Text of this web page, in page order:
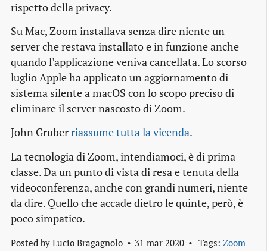
rispetto della privacy.
Su Mac, Zoom installava senza dire niente un
server che restava installato e in funzione anche
quando l’applicazione veniva cancellata. Lo scorso
luglio Apple ha applicato un aggiornamento di
sistema silente a macOS con lo scopo preciso di
eliminare il server nascosto di Zoom.
John Gruberriassume tutta la vicenda.
La tecnologia di Zoom, intendiamoci, è di prima
classe. Da un punto di vista di resa e tenuta della
videoconferenza, anche con grandi numeri, niente
da dire. Quello che accade dietro le quinte, però, è
poco simpatico.
Posted by Lucio Bragagnolo 31 mar 2020 Tags: Zoom